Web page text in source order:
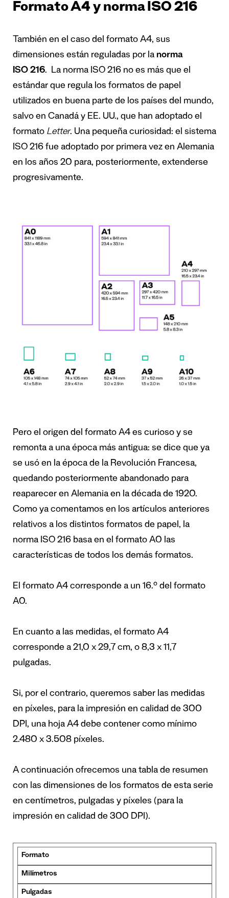
Formato A4 y norma ISO 216
También en el caso del formato A4, sus
dimensiones están reguladas por la norma
ISO 216. La norma ISO 216 no es más que el
estándar que regula los formatos de papel
utilizados en buena parte de los países del mundo,
salvo en Canadá y EE. UU., que han adoptado el
formato Letter. Una pequeña curiosidad: el sistema
ISO 216 fue adoptado por primera vez en Alemania
en los años 20 para, posteriormente, extenderse
progresivamente.
Pero el origen del formato A4 es curioso y se
remonta a una época más antigua: se dice que ya
se usó en la época de la Revolución Francesa,
quedando posteriormente abandonado para
reaparecer en Alemania en la década de 1920.
Como ya comentamos en los artículos anteriores
relativos a los distintos formatos de papel, la
norma ISO 216 basa en el formato A0 las
características de todos los demás formatos.
El formato A4 corresponde a un 16.º del formato
A0.
En cuanto a las medidas, el formato A4
corresponde a 21,0 x 29,7 cm, o 8,3 x 11,7
pulgadas.
Si, por el contrario, queremos saber las medidas
en píxeles, para la impresión en calidad de 300
DPI, una hoja A4 debe contener como mínimo
2.480 x 3.508 píxeles.
A continuación ofrecemos una tabla de resumen
con las dimensiones de los formatos de esta serie
en centímetros, pulgadas y píxeles (para la
impresión en calidad de 300 DPI).
Formato
Milímetros
Pulgadas